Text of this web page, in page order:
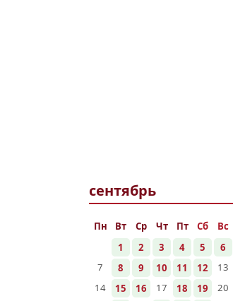
сентябрь
Пн Вт Ср Чт Пт Сб
Вс
1
2 3 4 5
6
7
8 9 10 11 12
13
14
15 16 17 18 19
20